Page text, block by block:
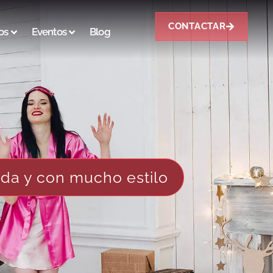
Eventos Blog CONTACTAR
y con mucho estilo